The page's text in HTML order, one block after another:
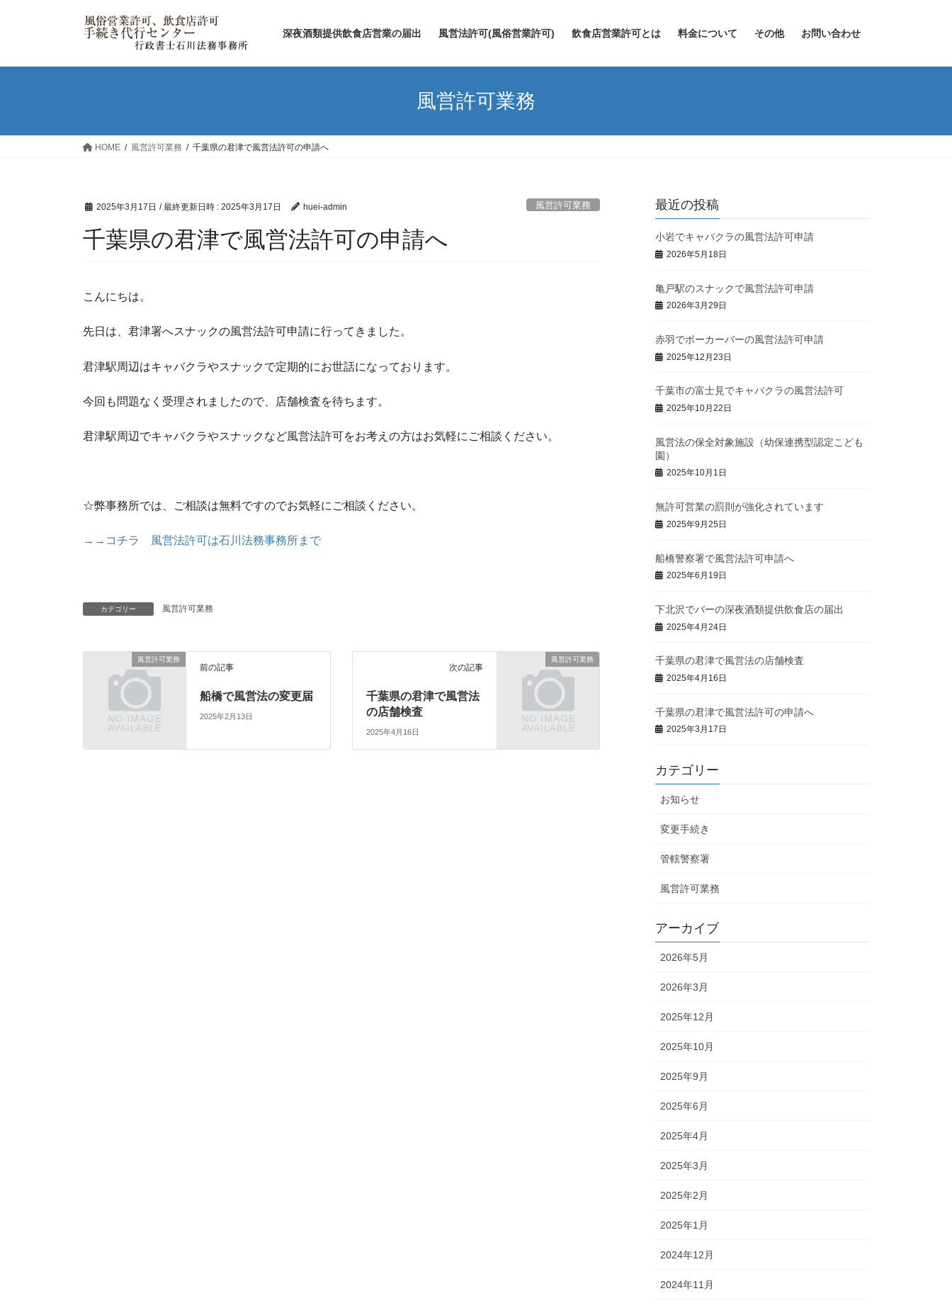
深夜酒類提供飲食店営業の届出 風営法許可(風俗営業許可) 飲食店営業許可とは 料金について その他 お問い合わせ
風営許可業務
HOME 風営許可業務 千葉県の君津で風営法許可の申請へ
2025年3月17日 / 最終更新日時 : 2025年3月17日 huei-admin 風営許可業務
千葉県の君津で風営法許可の申請へ
こんにちは。
先日は、君津署へスナックの風営法許可申請に行ってきました。
君津駅周辺はキャバクラやスナックで定期的にお世話になっております。
今回も問題なく受理されましたので、店舗検査を待ちます。
君津駅周辺でキャバクラやスナックなど風営法許可をお考えの方はお気軽にご相談ください。
☆弊事務所では、ご相談は無料ですのでお気軽にご相談ください。
→→コチラ 風営法許可は石川法務事務所まで
カテゴリー 風営許可業務
風営許可業務
前の記事
船橋で風営法の変更届
2025年2月13日
風営許可業務
次の記事
千葉県の君津で風営法
の店舗検査
2025年4月16日
最近の投稿
小岩でキャバクラの風営法許可申請
2026年5月18日
亀戸駅のスナックで風営法許可申請
2026年3月29日
赤羽でポーカーバーの風営法許可申請
2025年12月23日
千葉市の富士見でキャバクラの風営法許可
2025年10月22日
風営法の保全対象施設（幼保連携型認定こども
園）
2025年10月1日
無許可営業の罰則が強化されています
2025年9月25日
船橋警察署で風営法許可申請へ
2025年6月19日
下北沢でバーの深夜酒類提供飲食店の届出
2025年4月24日
千葉県の君津で風営法の店舗検査
2025年4月16日
千葉県の君津で風営法許可の申請へ
2025年3月17日
カテゴリー
お知らせ
変更手続き
管轄警察署
風営許可業務
アーカイブ
2026年5月
2026年3月
2025年12月
2025年10月
2025年9月
2025年6月
2025年4月
2025年3月
2025年2月
2025年1月
2024年12月
2024年11月